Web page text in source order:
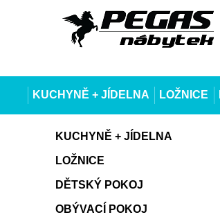
KUCHYNĚ + JÍDELNA LOŽNICE
KUCHYNĚ + JÍDELNA
LOŽNICE
DĚTSKÝ POKOJ
OBÝVACÍ POKOJ